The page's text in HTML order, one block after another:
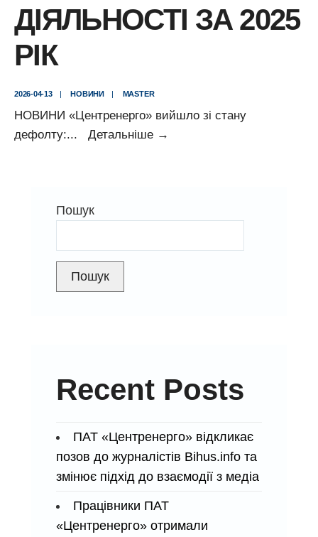
ДІЯЛЬНОСТІ ЗА 2025
РІК
2026-04-13 | НОВИНИ | MASTER
НОВИНИ «Центренерго» вийшло зі стану
дефолту:... Детальніше →
діяльності
Пошук
Пошук
Recent Posts
ПАТ «Центренерго» відкликає
позов до журналістів Bihus.info та
змінює підхід до взаємодії з медіа
Працівники ПАТ
«Центренерго» отримали